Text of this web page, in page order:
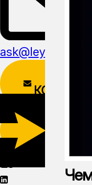
ask@leyline.li